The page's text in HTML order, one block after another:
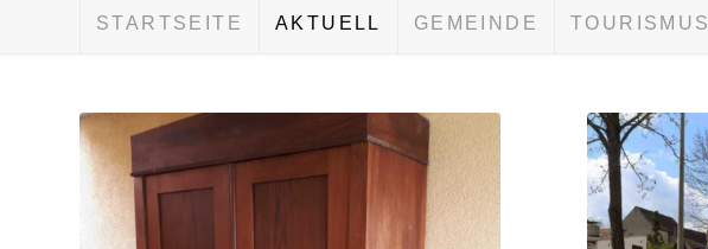
STARTSEITE AKTUELL GEMEINDE TOURISMUS